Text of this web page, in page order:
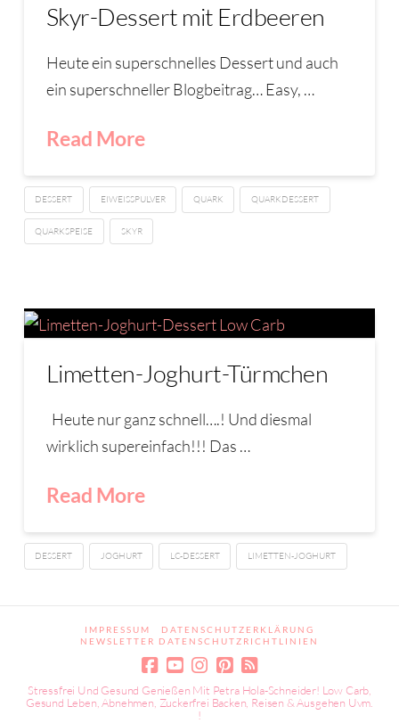
Skyr-Dessert mit Erdbeeren
Heute ein superschnelles Dessert und auch
ein superschneller Blogbeitrag… Easy, …
Read More
DESSERT EIWEISSPULVER QUARK QUARKDESSERT
QUARKSPEISE SKYR
Limetten-Joghurt-Türmchen
Heute nur ganz schnell….! Und diesmal
wirklich supereinfach!!! Das …
Read More
DESSERT JOGHURT LC-DESSERT LIMETTEN-JOGHURT
IMPRESSUM
DATENSCHUTZERKLÄRUNG
NEWSLETTER DATENSCHUTZRICHTLINIEN
Stressfrei Und Gesund Genießen Mit Petra Hola-Schneider! Low Carb,
Gesund Leben, Abnehmen, Zuckerfrei Backen, Reisen & Ausgehen Uvm.
!